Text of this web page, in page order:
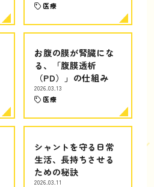
医療
お腹の膜が腎臓にな
る、「腹膜透析
（PD）」の仕組み
2026.03.13
医療
シャントを守る日常
生活、長持ちさせる
ための秘訣
2026.03.11